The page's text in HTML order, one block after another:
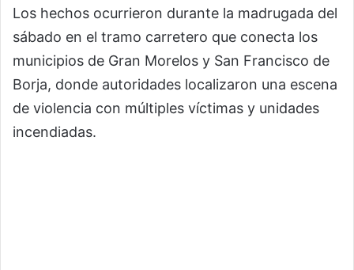
Los hechos ocurrieron durante la madrugada del
sábado en el tramo carretero que conecta los
municipios de Gran Morelos y San Francisco de
Borja, donde autoridades localizaron una escena
de violencia con múltiples víctimas y unidades
incendiadas.